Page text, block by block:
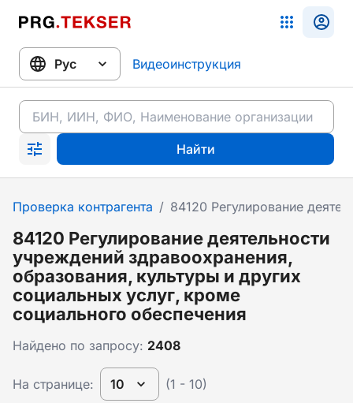
Видеоинструкция
Найти
Проверка контрагента / 84120 Регулирование
84120 Регулирование деятельности
учреждений здравоохранения,
образования, культуры и других
социальных услуг, кроме
социального обеспечения
Найдено по запросу: 2408
На странице: 10 (1 - 10)